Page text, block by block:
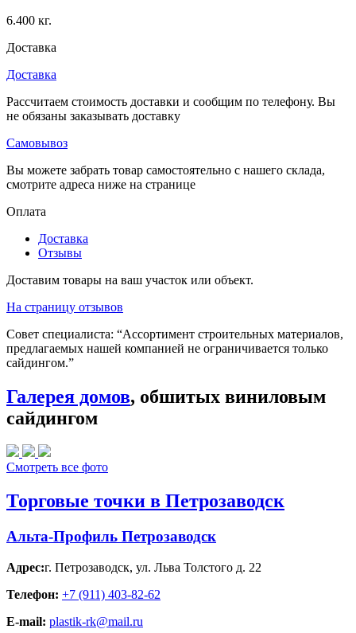
6.400 кг.
Доставка
Доставка
Рассчитаем стоимость доставки и сообщим по телефону. Вы
не обязаны заказывать доставку
Самовывоз
Вы можете забрать товар самостоятельно с нашего склада,
смотрите адреса ниже на странице
Оплата
Доставка
Отзывы
Доставим товары на ваш участок или объект.
На страницу отзывов
Совет специалиста: “Ассортимент строительных материалов,
предлагаемых нашей компанией не ограничивается только
сайдингом.”
Галерея домов, обшитых виниловым
сайдингом
Смотреть все фото
Торговые точки в Петрозаводск
Альта-Профиль Петрозаводск
Адрес:г. Петрозаводск, ул. Льва Толстого д. 22
Телефон: +7 (911) 403-82-62
E-mail: plastik-rk@mail.ru